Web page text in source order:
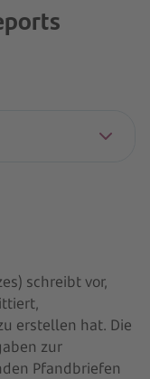
schreibt vor,
erstellen hat. Die
zur
Pfandbriefen